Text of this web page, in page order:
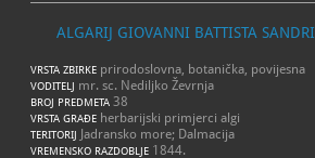
ALGARIJ GIOVANNI BATTISTA SANDRI
VRSTA ZBIRKE prirodoslovna, botanička, povijesna
VODITELJ mr. sc. Nediljko Ževrnja
BROJ PREDMETA 38
VRSTA GRAĐE herbarijski primjerci algi
TERITORIJ Jadransko more; Dalmacija
VREMENSKO RAZDOBLJE 1844.